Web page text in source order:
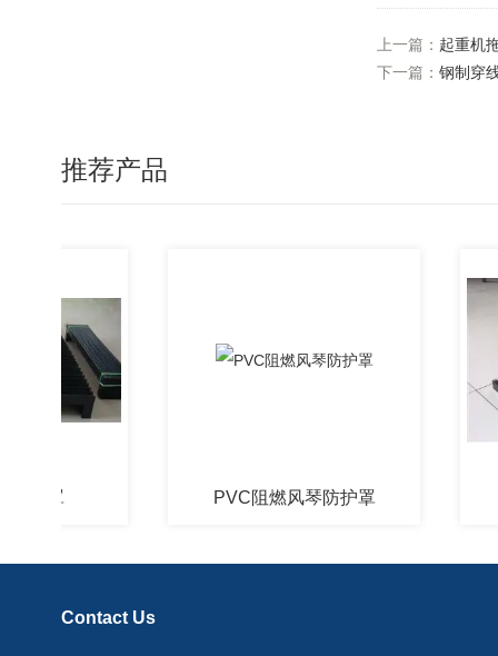
上一篇： 起重机
下一篇： 钢制穿
推荐产品
PVC阻燃风琴防护罩
Contact Us